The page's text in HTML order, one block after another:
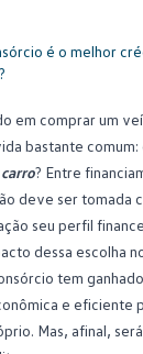
é o melhor
em comprar um
bastante
? Entre
deve ser tomada
seu perfil
dessa escolha
tem
e eficiente
. Mas, afinal,